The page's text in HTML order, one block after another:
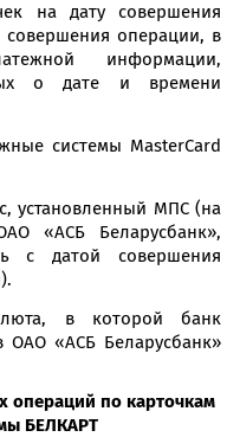
на дату совершения
операции, в
информации,
о дате и времени
системы MasterCard
установленный МПС (на
«АСБ Беларусбанк»,
с датой совершения
в которой банк
ОАО «АСБ Беларусбанк»
операций по карточкам
БЕЛКАРТ